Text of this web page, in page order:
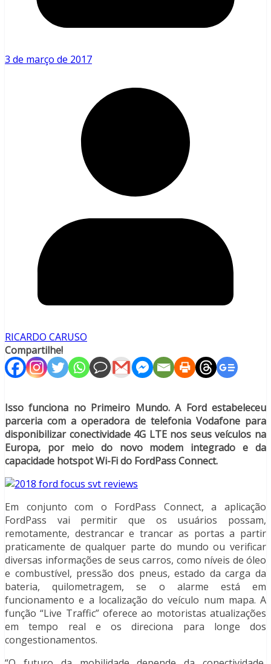
3 de março de 2017
RICARDO CARUSO
Compartilhe!
Isso funciona no Primeiro Mundo. A Ford estabeleceu
parceria com a operadora de telefonia Vodafone para
disponibilizar conectividade 4G LTE nos seus veículos na
Europa, por meio do novo modem integrado e da
capacidade hotspot Wi-Fi do FordPass Connect.
Em conjunto com o FordPass Connect, a aplicação
FordPass vai permitir que os usuários possam,
remotamente, destrancar e trancar as portas a partir
praticamente de qualquer parte do mundo ou verificar
diversas informações de seus carros, como níveis de óleo
e combustível, pressão dos pneus, estado da carga da
bateria, quilometragem, se o alarme está em
funcionamento e a localização do veículo num mapa. A
função “Live Traffic” oferece ao motoristas atualizações
em tempo real e os direciona para longe dos
congestionamentos.